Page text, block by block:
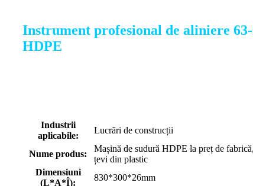
Instrument profesional de aliniere
HDPE
Industrii
aplicabile:
Lucrări de construcții
Nume produs:
Mașină de sudură HDPE la preț de
țevi din plastic
Dimensiuni
(L*A*Î):
830*300*26mm